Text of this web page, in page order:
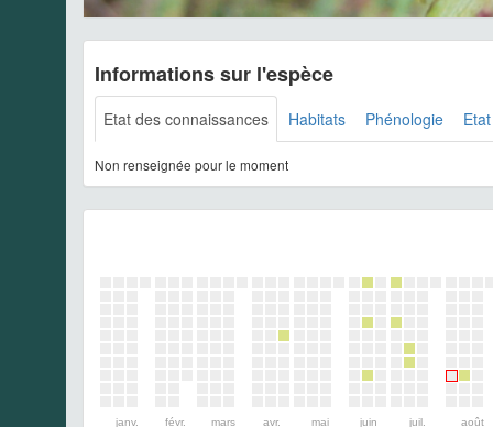
Informations sur l'espèce
Etat des connaissances Habitats Phénologie
Non renseignée pour le moment
janv. févr. mars avr. mai juin juil. août